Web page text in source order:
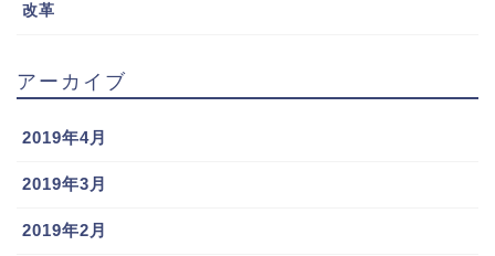
改革
アーカイブ
2019年4月
2019年3月
2019年2月